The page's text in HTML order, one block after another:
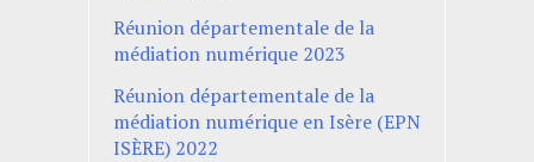
Réunion départementale de la
médiation numérique 2023
Réunion départementale de la
médiation numérique en Isère (EPN
ISÈRE) 2022